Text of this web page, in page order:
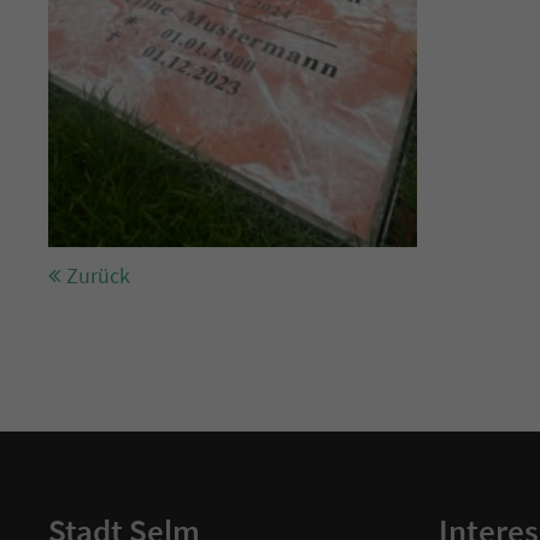
Zurück
Stadt Selm